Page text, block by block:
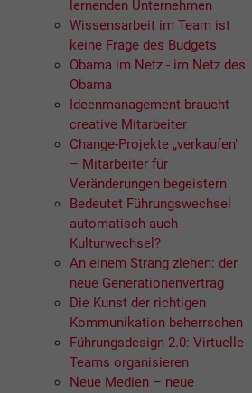
lernenden Unternehmen
Wissensarbeit im Team ist
keine Frage des Budgets
Obama im Netz - im Netz des
Obama
Ideenmanagement braucht
creative Mitarbeiter
Change-Projekte „verkaufen"
– Mitarbeiter für
Veränderungen begeistern
Bedeutet Führungswechsel
automatisch auch
Kulturwechsel?
An einem Strang ziehen: der
neue Generationenvertrag
Die Kunst der richtigen
Kommunikation beherrschen
Führungsdesign 2.0: Virtuelle
Teams organisieren
Neue Medien – neue